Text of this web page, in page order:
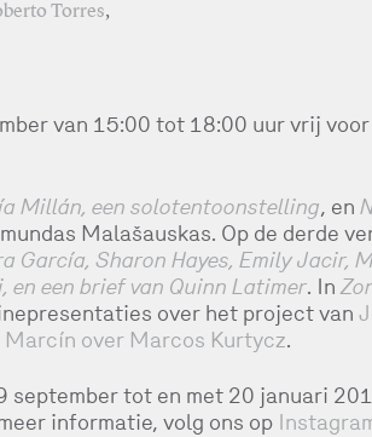
Torres,
van 15:00 tot 18:00 uur vrij
Millán, een solotentoonstelling, en
Malašauskas. Op de derde
García, Sharon Hayes, Emily Jacir,
en een brief van Quinn Latimer. In
over het project van
over Marcos Kurtycz.
september tot en met 20 januari
informatie, volg ons op